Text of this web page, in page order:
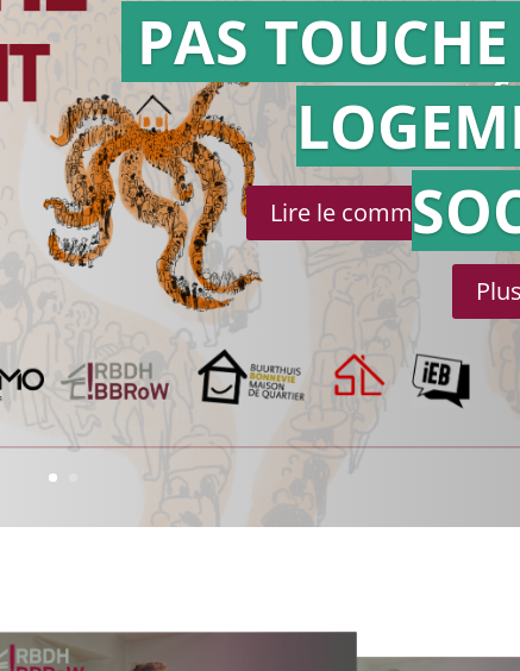
Lire le communiqué de
PAS